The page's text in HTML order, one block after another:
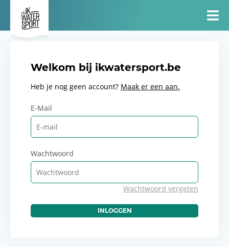
Welkom bij ikwatersport.be
Heb je nog geen account? Maak er een aan.
E-Mail
Wachtwoord
Wachtwoord vergeten
INLOGGEN